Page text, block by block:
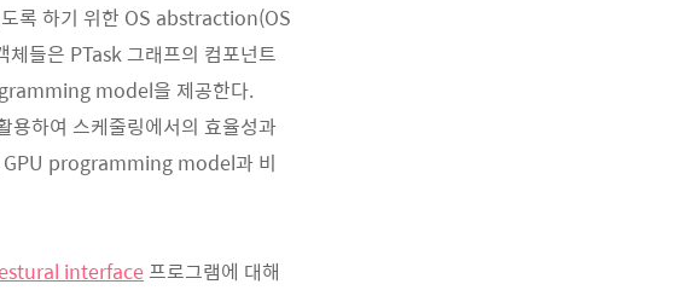
록 하기 위한 OS abstraction(OS
들은 PTask 그래프의 컴포넌트
model을 제공한다.
하여 스케줄링에서의 효율성과
GPU programming model과 비
interface프로그램에 대해